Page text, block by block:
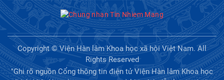
triển Việt Nam trong kỷ nguyên mới:
Định hướng chiến lược và lựa chọn
chính sách”
Khai quật công trường khai thác đá
xây dựng Thành Nhà Hồ ở núi An
Tôn
Copyright © Viện Hàn lâm Khoa học xã hội Việt Nam. All
Rights Reserved
"Ghi rõ nguồn Cổng thông tin điện tử Viện Hàn lâm Khoa học